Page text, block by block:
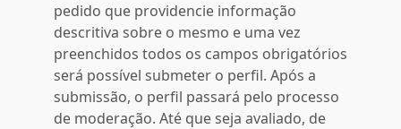
pedido que providencie informação
descritiva sobre o mesmo e uma vez
preenchidos todos os campos obrigatórios
será possível submeter o perfil. Após a
submissão, o perfil passará pelo processo
de moderação. Até que seja avaliado, de